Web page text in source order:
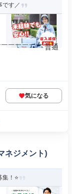
です／
￣￣￣￣￣ 普通
気になる
ネジメント)
！⭐